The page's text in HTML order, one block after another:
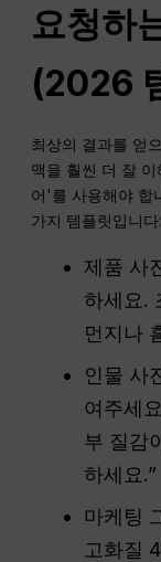
요청하
(2026
최상의 결과를 얻
맥을 훨씬 더 잘
어'를 사용해야 합
가지 템플릿입니다:
제품 사
하세요.
먼지나
인물 사
여주세
부 질감
하세요.”
마케팅
고화질